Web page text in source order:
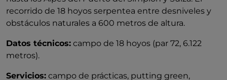
recorrido de 18 hoyos serpentea entre desniveles y
obstáculos naturales a 600 metros de altura.
Datos técnicos: campo de 18 hoyos (par 72, 6.122
metros).
Servicios: campo de prácticas, putting green,